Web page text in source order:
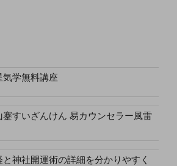
気学無料講座
蹇すいざんけん 易カウンセラー風雷
と神社開運術の詳細を分かりやすく